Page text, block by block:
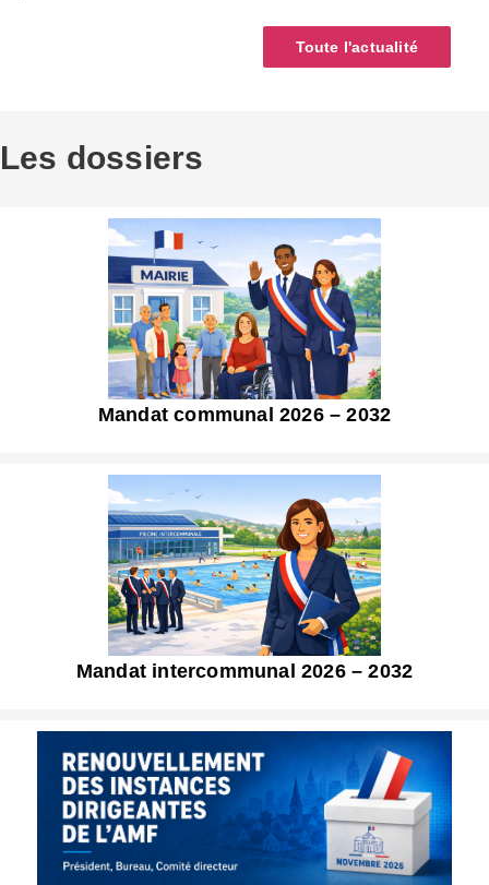
Toute l'actualité
Les dossiers
Mandat communal 2026 – 2032
Mandat intercommunal 2026 – 2032